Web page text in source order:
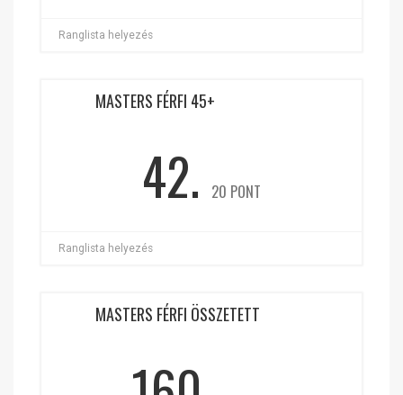
Ranglista helyezés
MASTERS FÉRFI 45+
42. 20 PONT
Ranglista helyezés
MASTERS FÉRFI ÖSSZETETT